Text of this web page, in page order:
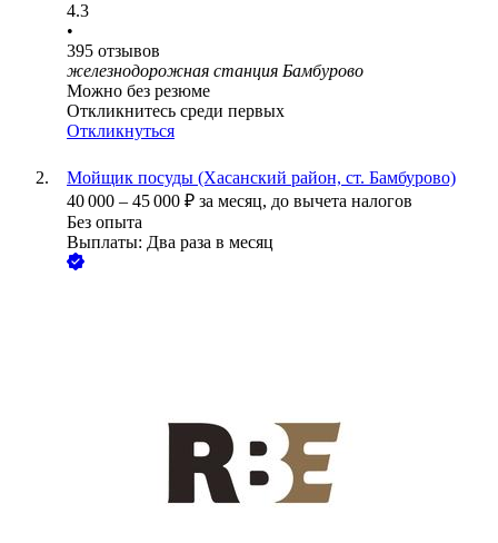
4.3
•
395 отзывов
железнодорожная станция Бамбурово
Можно без резюме
Откликнитесь среди первых
Откликнуться
Мойщик посуды (Хасанский район, ст. Бамбурово)
40 000 – 45 000 ₽ за месяц, до вычета налогов
Без опыта
Выплаты: Два раза в месяц